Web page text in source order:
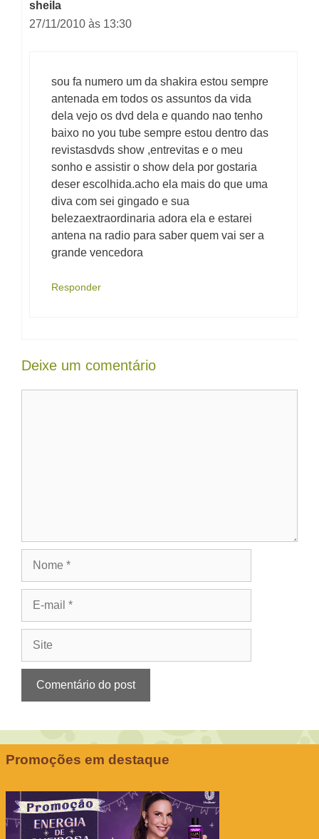
sheila
27/11/2010 às 13:30
sou fa numero um da shakira estou sempre
antenada em todos os assuntos da vida
dela vejo os dvd dela e quando nao tenho
baixo no you tube sempre estou dentro das
revistasdvds show ,entrevitas e o meu
sonho e assistir o show dela por gostaria
deser escolhida.acho ela mais do que uma
diva com sei gingado e sua
belezaextraordinaria adora ela e estarei
antena na radio para saber quem vai ser a
grande vencedora
Responder
Deixe um comentário
Promoções em destaque